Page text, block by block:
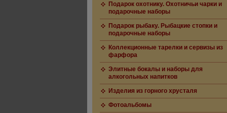
Подарок охотнику. Охотничьи чарки и
подарочные наборы
Подарок рыбаку. Рыбацкие стопки и
подарочные наборы
Коллекционные тарелки и сервизы из
фарфора
Элитные бокалы и наборы для
алкогольных напитков
Изделия из горного хрусталя
Фотоальбомы